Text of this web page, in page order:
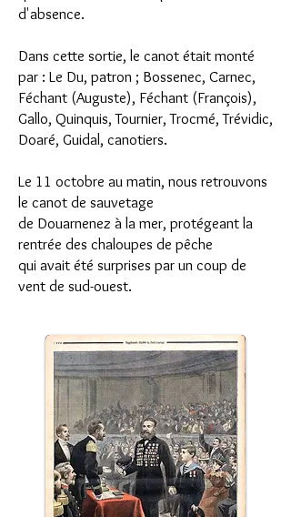
d'absence.
Dans cette sortie, le canot était monté
par : Le Du, patron ; Bossenec, Carnec,
Féchant (Auguste), Féchant (François),
Gallo, Quinquis, Tournier, Trocmé, Trévidic,
Doaré, Guidal, canotiers.
Le 11 octobre au matin, nous retrouvons
le canot de sauvetage
de Douarnenez à la mer, protégeant la
rentrée des chaloupes de pêche
qui avait été surprises par un coup de
vent de sud-ouest.